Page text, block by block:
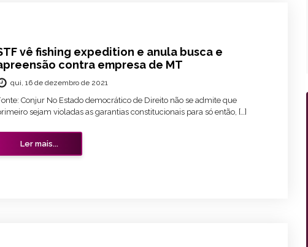
vê fishing expedition e anula busca e
contra empresa de MT
qui, 16 de dezembro de 2021
Conjur No Estado democrático de Direito não se admite que
sejam violadas as garantias constitucionais para só então, […]
Ler mais...